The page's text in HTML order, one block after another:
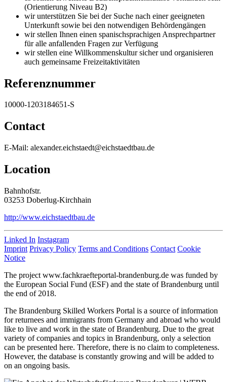
(Orientierung Niveau B2)
wir unterstützen Sie bei der Suche nach einer geeigneten
Unterkunft sowie bei den notwendigen Behördengängen
wir stellen Ihnen einen spanischsprachigen Ansprechpartner
für alle anfallenden Fragen zur Verfügung
wir stellen eine Willkommenskultur sicher und organisieren
auch gemeinsame Freizeitaktivitäten
Referenznummer
10000-1203184651-S
Contact
E-Mail: alexander.eichstaedt@eichstaedtbau.de
Location
Bahnhofstr.
03253 Doberlug-Kirchhain
http://www.eichstaedtbau.de
Linked In Instagram
Imprint Privacy Policy Terms and Conditions Contact Cookie
Notice
The project www.fachkraefteportal-brandenburg.de was funded by
the European Social Fund (ESF) and the state of Brandenburg until
the end of 2018.
The Brandenburg Skilled Workers Portal is a source of information
for returnees and immigrants from Germany and abroad who would
like to live and work in the state of Brandenburg. Due to the great
variety of companies and topics in Brandenburg, only a selection
can be presented here. Therefore, there is no claim to completeness.
However, the database is constantly growing and will be added to
on an ongoing basis.